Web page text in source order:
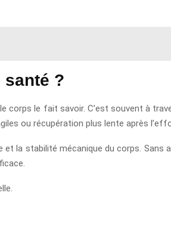
?
corps le fait savoir. C’est souvent à
ou récupération plus lente après
la stabilité mécanique du corps. Sans